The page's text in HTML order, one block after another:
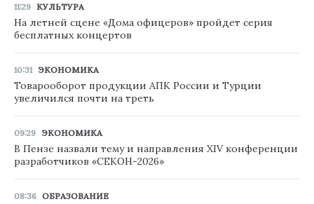
11:29 КУЛЬТУРА
На летней сцене «Дома офицеров» пройдет серия
бесплатных концертов
10:31 ЭКОНОМИКА
Товарооборот продукции АПК России и Турции
увеличился почти на треть
09:29 ЭКОНОМИКА
В Пензе назвали тему и направления XIV конференции
разработчиков «СЕКОН-2026»
08:36 ОБРАЗОВАНИЕ